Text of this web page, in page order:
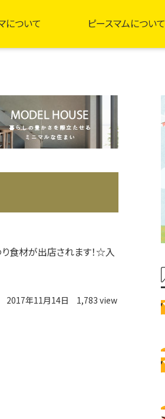
について ピースマムについて
食材が出店されます！☆入
2017年11月14日 1,783 view